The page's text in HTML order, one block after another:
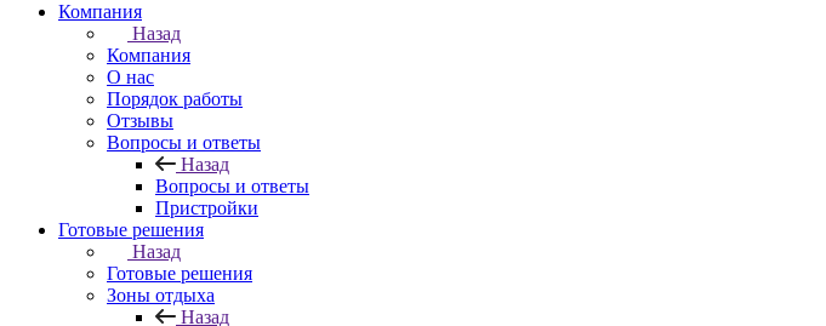
Компания
Назад
Компания
О нас
Порядок работы
Отзывы
Вопросы и ответы
Назад
Вопросы и ответы
Пристройки
Готовые решения
Назад
Готовые решения
Зоны отдыха
Назад